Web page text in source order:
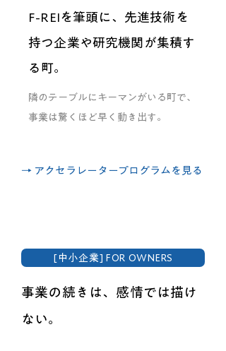
F-REIを筆頭に、先進技術を
持つ企業や研究機関が集積す
る町。
隣のテーブルにキーマンがいる町で、
事業は驚くほど早く動き出す。
→ アクセラレータープログラムを見る
[中小企業] FOR OWNERS
事業の続きは、感情では描け
ない。